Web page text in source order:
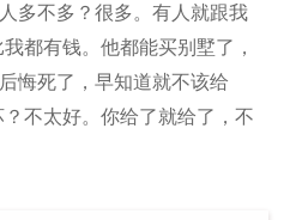
多不多？很多。有人就跟我
都有钱。他都能买别墅了，
悔死了，早知道就不该给
不太好。你给了就给了，不